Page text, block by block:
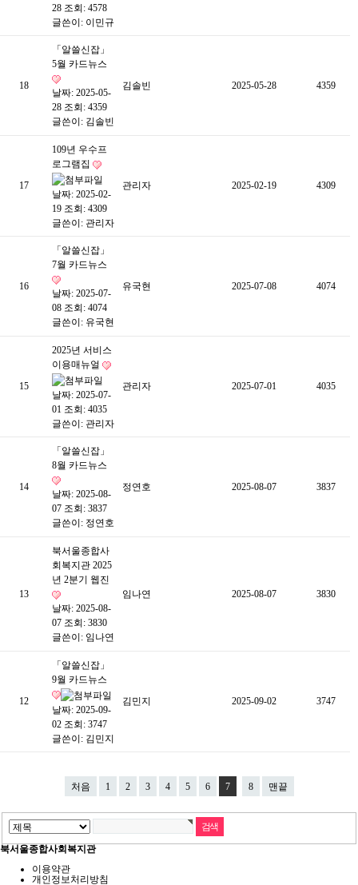
28 조회: 4578
글쓴이: 이민규
18
「알쓸신잡」
5월 카드뉴스
날짜: 2025-05-
28 조회: 4359
글쓴이: 김솔빈
김솔빈 2025-05-28 4359
17
109년 우수프
로그램집
날짜: 2025-02-
19 조회: 4309
글쓴이: 관리자
관리자 2025-02-19 4309
16
「알쓸신잡」
7월 카드뉴스
날짜: 2025-07-
08 조회: 4074
글쓴이: 유국현
유국현 2025-07-08 4074
15
2025년 서비스
이용매뉴얼
날짜: 2025-07-
01 조회: 4035
글쓴이: 관리자
관리자 2025-07-01 4035
14
「알쓸신잡」
8월 카드뉴스
날짜: 2025-08-
07 조회: 3837
글쓴이: 정연호
정연호 2025-08-07 3837
13
북서울종합사
회복지관 2025
년 2분기 웹진
날짜: 2025-08-
07 조회: 3830
글쓴이: 임나연
임나연 2025-08-07 3830
12
「알쓸신잡」
9월 카드뉴스
날짜: 2025-09-
02 조회: 3747
글쓴이: 김민지
김민지 2025-09-02 3747
처음 1 2 3 4 5 6 7 8 맨끝
북서울종합사회복지관
이용약관
개인정보처리방침